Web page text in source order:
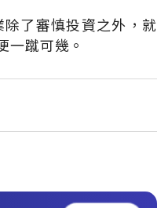
了審慎投資之外，就
一蹴可幾。